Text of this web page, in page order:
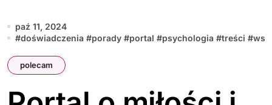
paź 11, 2024
#doświadczenia #porady #portal #psychologia #treści #
polecam